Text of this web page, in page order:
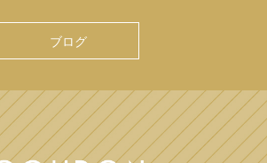
ブログ